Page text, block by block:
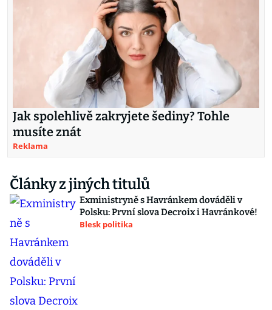
Jak spolehlivě zakryjete šediny? Tohle
musíte znát
Reklama
Články z jiných titulů
Exministryně s Havránkem dováděli v
Polsku: První slova Decroix i Havránkové!
Blesk politika